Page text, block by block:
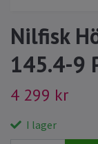
Nilfisk
145.4-9
4 299 kr
I lager